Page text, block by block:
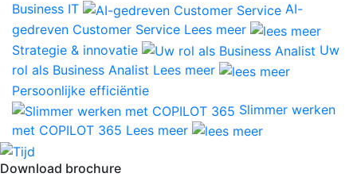
Business IT
AI-
gedreven Customer Service Lees meer
Strategie & innovatie
Uw
rol als Business Analist Lees meer
Persoonlijke efficiëntie
Slimmer werken
met COPILOT 365 Lees meer
Download brochure